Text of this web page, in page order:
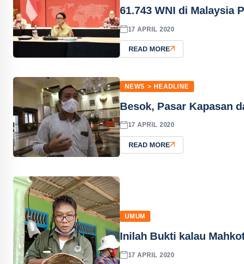
61.743 WNI di Malaysia
17 APRIL 2020
READ MORE
NEWS > HEADLINE
Besok, Pasar Kapasan
17 APRIL 2020
READ MORE
UMUM
Inilah Bukti kalau
17 APRIL 2020